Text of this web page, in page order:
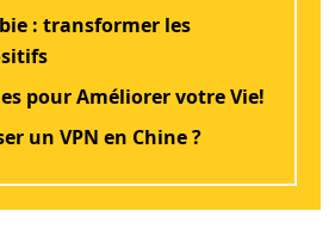
: transformer les
pour Améliorer votre Vie!
un VPN en Chine ?